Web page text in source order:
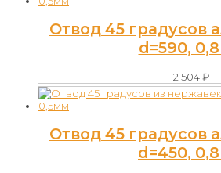
Отвод 45 градусов
d=590,
2 504₽
Отвод 45 градусов
d=450,